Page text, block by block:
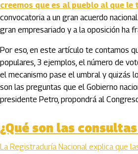
creemos que es al pueblo al que le
convocatoria a un gran acuerdo
gran empresariado y a la oposición ha
Por eso, en este artículo te contamos
populares, 3 ejemplos, el número de
el mecanismo pase el umbral y quizás
son las preguntas que el Gobierno
presidente Petro, propondrá al
¿Qué son las
La Registraduría Nacional explica que